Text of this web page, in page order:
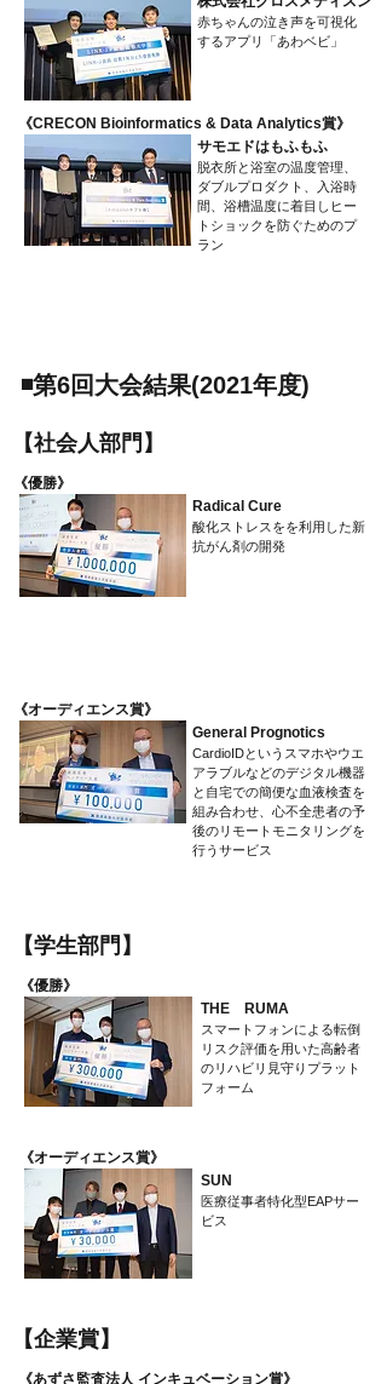
赤ちゃんの泣き声を可視化
するアプリ「あわベビ」
​《CRECON Bioinformatics & Data Analytics賞》
サモエドはもふもふ
脱衣所と浴室の温度管理、
ダブルプロダクト、入浴時
間、浴槽温度に着目しヒー
トショックを防ぐためのプ
ラン
​◾️第6回大会結果(2021年度)
​【社会人部門】
​《優勝》
Radical Cure
酸化ストレスをを利用した新
抗がん剤の開発
​《オーディエンス賞》
General Prognotics
CardioIDというスマホやウエ
アラブルなどのデジタル機器
と自宅での簡便な血液検査を
組み合わせ、心不全患者の予
後のリモートモニタリングを
行うサービス
​【学生部門】
​《優勝》
THE RUMA
スマートフォンによる転倒
リスク評価を用いた高齢者
のリハビリ見守りプラット
フォーム
​《オーディエンス賞》
SUN
医療従事者特化型EAPサー
ビス
​【企業賞】
​《あずさ監査法人 インキュベーション賞》